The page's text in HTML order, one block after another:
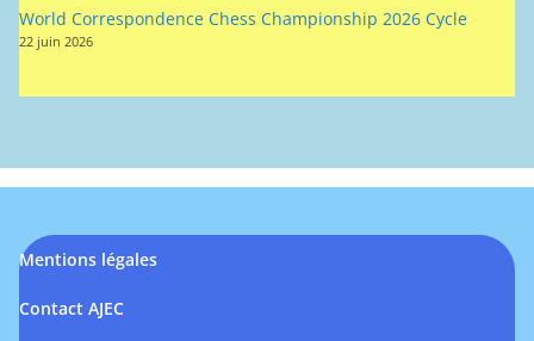
Mentions légales
Contact AJEC